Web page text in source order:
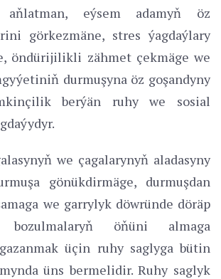
aňlatman, eýsem adamyň öz
görkezmäne, stres ýagdaýlary
öndürijilikli zähmet çekmäge we
durmuşyna öz goşandyny
berýän ruhy we sosial
we çagalarynyň aladasyny
gönükdirmäge, durmuşdan
we garrylyk döwründe döräp
öňüni almaga
üçin ruhy saglyga bütin
üns bermelidir. Ruhy saglyk